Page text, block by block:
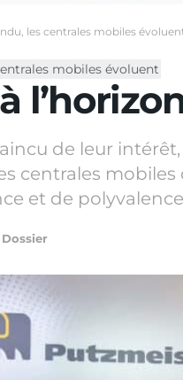
les centrales mobiles
mobiles évoluent
de leur
centrales
et de
Dossier